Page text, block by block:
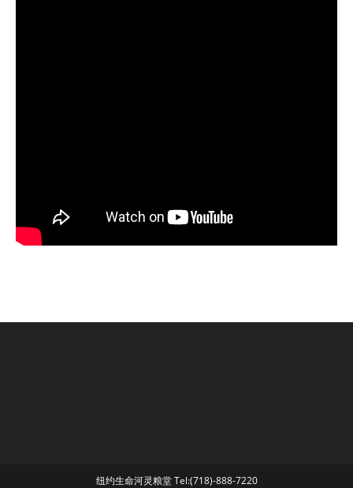
纽约生命河灵粮堂 Tel:(718)-888-7220